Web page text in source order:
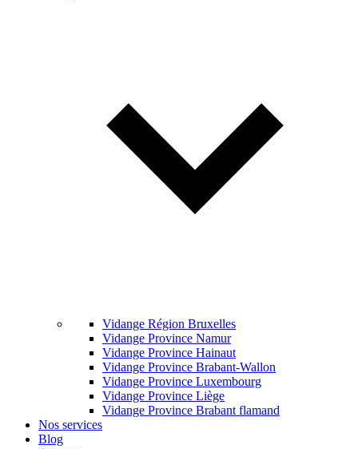
Vidange Région Bruxelles
Vidange Province Namur
Vidange Province Hainaut
Vidange Province Brabant-Wallon
Vidange Province Luxembourg
Vidange Province Liège
Vidange Province Brabant flamand
Nos services
Blog